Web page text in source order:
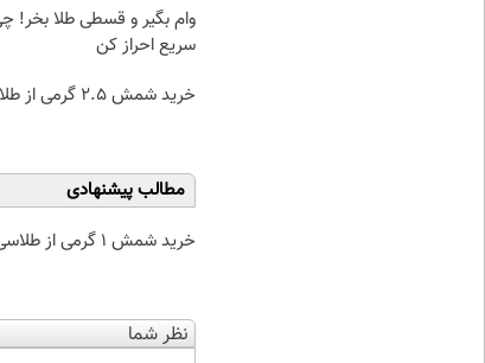
وام بگیر و قسطی طلا بخر!
سریع احراز کن
خرید شمش 2.5 گرمی از طلاسی 😍
مطالب پیشنهادی
خرید شمش 1 گرمی از طلاسی
نظر شما